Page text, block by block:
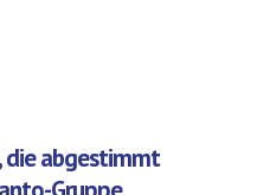
die abgestimmt